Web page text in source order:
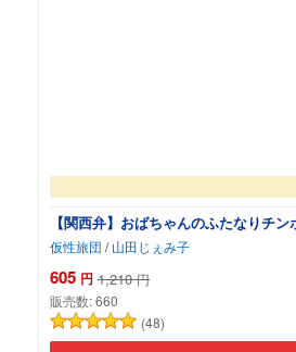
【関西弁】おばちゃんのふたなりチ
仮性旅団 / 山田じぇみ子
605 円 1,210 円
販売数:660
(48)